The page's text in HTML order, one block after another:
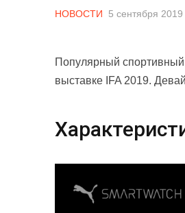
НОВОСТИ 5 сентября 2019
Популярный
выставке IFA 2019.